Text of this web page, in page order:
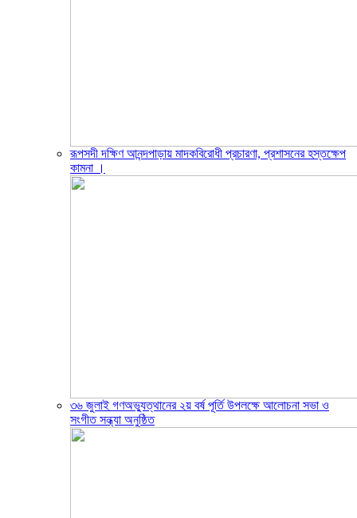
রূপসদী দক্ষিণ আনন্দপাড়ায় মাদকবিরোধী প্রচারণা, প্রশাসনের হস্তক্ষেপ
কামনা ‎।
৩৬ জুলাই গণঅভ্যুত্থানের ২য় বর্ষ পূর্তি উপলক্ষে আলোচনা সভা ও
সংগীত সন্ধ্যা অনুষ্ঠিত